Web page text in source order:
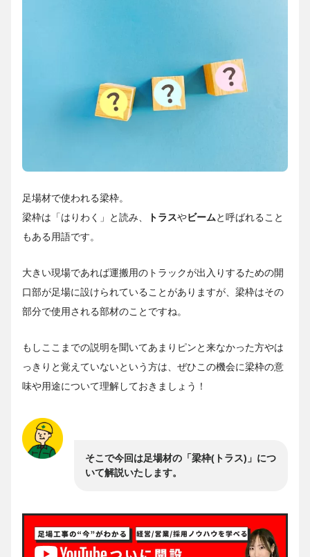
足場材で使われる梁枠。
梁枠は「はりわく」と読み、
トラスやビームと呼ばれること
もある用語です。
大きい現場であれば運搬用のトラックが出入りするための開
口部が足場に設けられていることがありますが、梁枠はその
部分で使用される部材のことですね。
もしここまでの説明を聞いてあまりピンと来なかった方やは
っきりと覚えていないという方は、ぜひこの機会に梁枠の意
味や用途について理解しておきましょう！
そこで今回は足場材の「梁枠(トラス)」につ
いて解説いたします。